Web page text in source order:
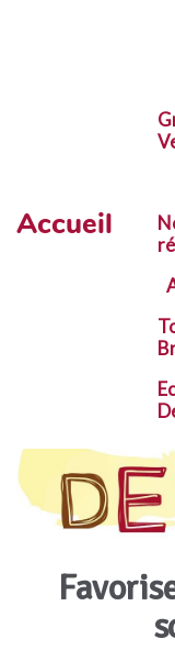
Aller au contenu
Accueil